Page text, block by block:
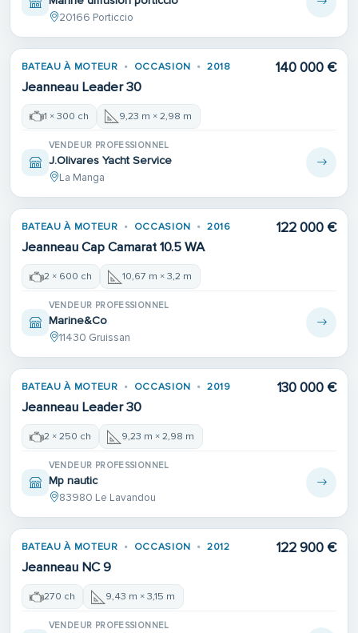
20166 Porticcio
BATEAU À MOTEUR OCCASION 2018
Jeanneau Leader 30
140 000 €
1 × 300 ch 9,23 m × 2,98 m
VENDEUR PROFESSIONNEL
J.Olivares Yacht Service
La Manga
BATEAU À MOTEUR OCCASION 2016
Jeanneau Cap Camarat 10.5 WA
122 000 €
2 × 600 ch 10,67 m × 3,2 m
VENDEUR PROFESSIONNEL
Marine&Co
11430 Gruissan
BATEAU À MOTEUR OCCASION 2019
Jeanneau Leader 30
130 000 €
2 × 250 ch 9,23 m × 2,98 m
VENDEUR PROFESSIONNEL
Mp nautic
83980 Le Lavandou
BATEAU À MOTEUR OCCASION 2012
Jeanneau NC 9
122 900 €
270 ch 9,43 m × 3,15 m
VENDEUR PROFESSIONNEL